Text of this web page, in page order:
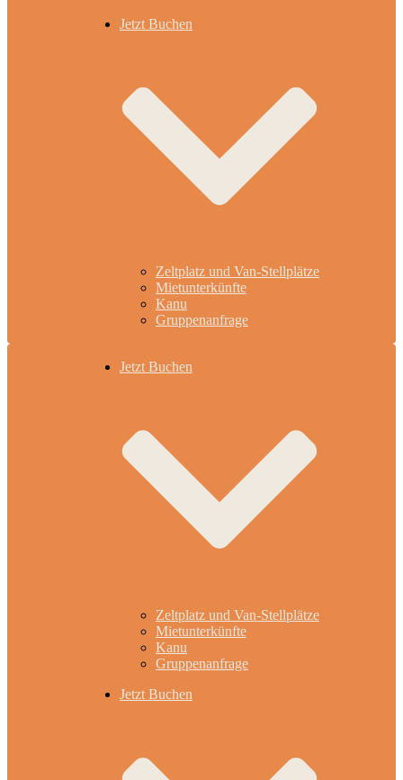
Jetzt Buchen
Zeltplatz und Van-Stellplätze
Mietunterkünfte
Kanu
Gruppenanfrage
Jetzt Buchen
Zeltplatz und Van-Stellplätze
Mietunterkünfte
Kanu
Gruppenanfrage
Jetzt Buchen